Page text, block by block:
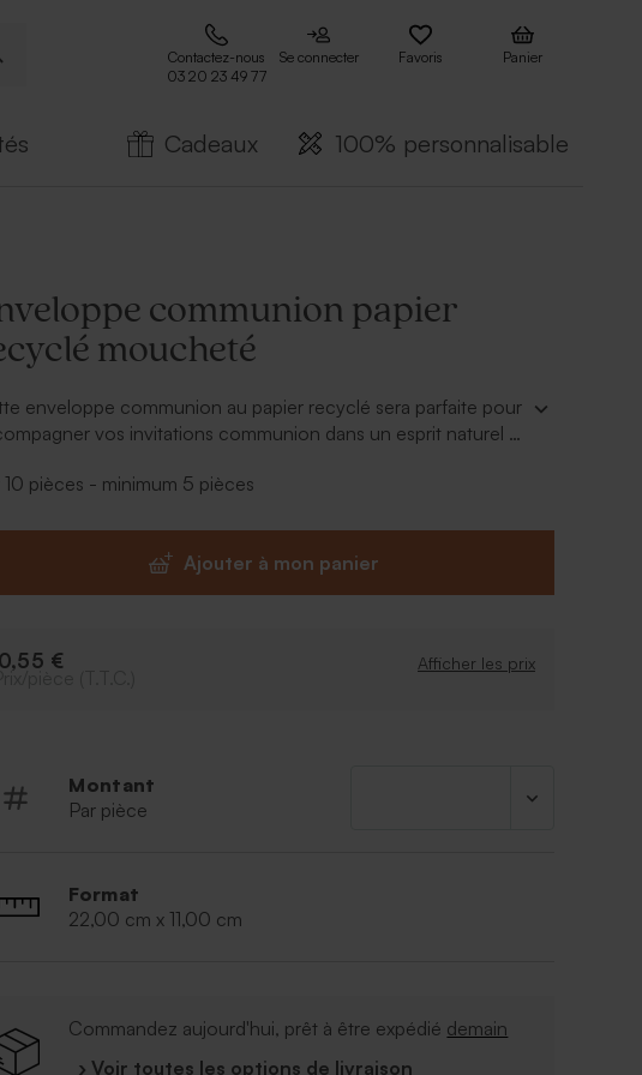
Contactez-nous
03 20 23 49 77
Se connecter Favoris Panier
Cadeaux 100% personnalisable
communion papier
moucheté
enveloppe communion au papier recyclé sera parfaite pour
vos invitations communion dans un esprit naturel et
10 pièces - minimum 5 pièces
Ajouter à mon panier
0,55 € Afficher les prix
Montant
Par pièce
Format
22,00 cm x 11,00 cm
Commandez aujourd'hui, prêt à être expédié demain
› Voir toutes les options de livraison